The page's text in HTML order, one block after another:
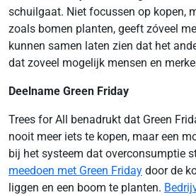
schuilgaat. Niet focussen op kopen,
zoals bomen planten, geeft zóveel
kunnen samen laten zien dat het
dat zoveel mogelijk mensen en
Deelname Green Friday
Trees for All benadrukt dat Green
nooit meer iets te kopen, maar een
bij het systeem dat overconsumptie
meedoen met Green Friday door de
liggen en een boom te planten.